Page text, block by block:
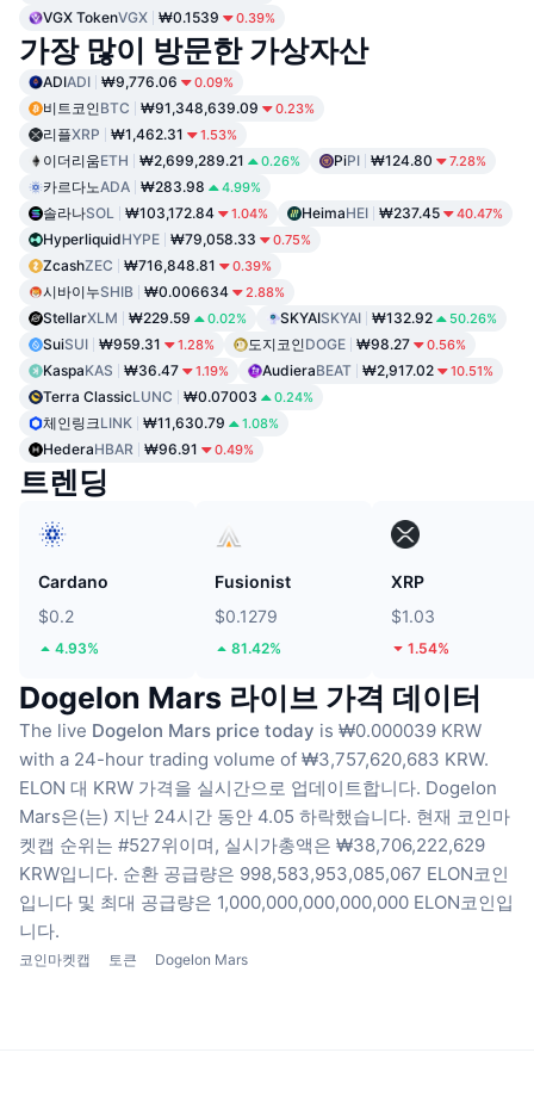
VGX TokenVGX ₩0.1539 0.39%
가장 많이 방문한 가상자산
ADIADI ₩9,776.06 0.09%
비트코인BTC ₩91,348,639.09 0.23%
리플XRP ₩1,462.31 1.53%
이더리움ETH ₩2,699,289.21 0.26% PiPI ₩124.80 7.28%
카르다노ADA ₩283.98 4.99%
솔라나SOL ₩103,172.84 1.04% HeimaHEI ₩237.45 40.47%
HyperliquidHYPE ₩79,058.33 0.75%
ZcashZEC ₩716,848.81 0.39%
시바이누SHIB ₩0.006634 2.88%
StellarXLM ₩229.59 0.02% SKYAISKYAI ₩132.92 50.26%
SuiSUI ₩959.31 1.28% 도지코인DOGE ₩98.27 0.56%
KaspaKAS ₩36.47 1.19% AudieraBEAT ₩2,917.02 10.51%
Terra ClassicLUNC ₩0.07003 0.24%
체인링크LINK ₩11,630.79 1.08%
HederaHBAR ₩96.91 0.49%
트렌딩
Cardano
$0.2
4.93%
Fusionist
$0.1279
81.42%
XRP
$1.03
1.54%
Dogelon Mars 라이브 가격 데이터
The live Dogelon Mars price today is ₩0.000039 KRW
with a 24-hour trading volume of ₩3,757,620,683 KRW.
ELON 대 KRW 가격을 실시간으로 업데이트합니다. Dogelon
Mars은(는) 지난 24시간 동안 4.05 하락했습니다. 현재 코인마
켓캡 순위는 #527위이며, 실시가총액은 ₩38,706,222,629
KRW입니다. 순환 공급량은 998,583,953,085,067 ELON코인
입니다 및 최대 공급량은 1,000,000,000,000,000 ELON코인입
니다.
코인마켓캡 토큰 Dogelon Mars